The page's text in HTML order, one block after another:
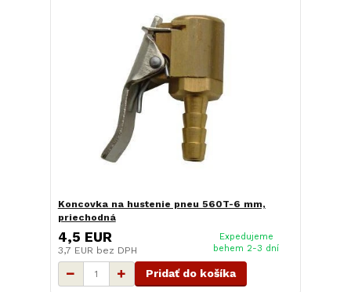
Koncovka na hustenie pneu 560T-6 mm,
priechodná
4,5 EUR
3,7 EUR bez DPH
Expedujeme
behem 2-3 dní
Pridať do košíka